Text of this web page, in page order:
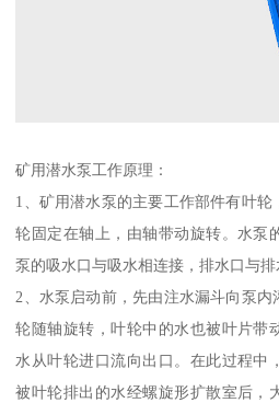
矿用潜水泵工作原理：
1、矿用潜水泵的主要工作部件有叶
轮固定在轴上，由轴带动旋转。水泵
泵的吸水口与吸水相连接，排水口与排
2、水泵启动前，先由注水漏斗向泵
轮随轴旋转，叶轮中的水也被叶片带
水从叶轮进口流向出口。在此过程中
被叶轮排出的水经螺旋形扩散室后，